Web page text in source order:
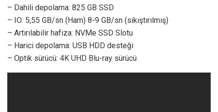
– Dahili depolama: 825 GB SSD
– IO: 5,55 GB/sn (Ham) 8-9 GB/sn (sıkıştırılmış)
– Artırılabilir hafıza: NVMe SSD Slotu
– Harici depolama: USB HDD desteği
– Optik sürücü: 4K UHD Blu-ray sürücü